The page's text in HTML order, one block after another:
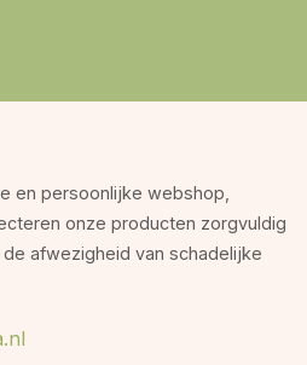
en persoonlijke webshop,
onze producten zorgvuldig
afwezigheid van schadelijke